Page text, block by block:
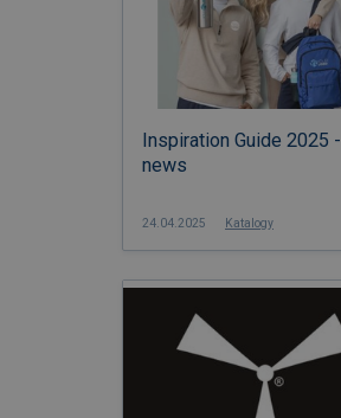
Inspiration Guide 2025 -
news
24.04.2025 Katalogy